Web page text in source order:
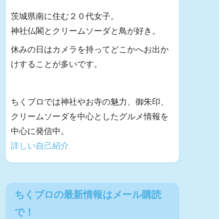
茨城県南に住む２０代女子。
神社仏閣とクリームソーダと鳥が好き。
休みの日はカメラを持ってどこかへお出か
けすることが多いです。
ちくブロでは神社やお寺の魅力、御朱印、
クリームソーダを中心としたグルメ情報を
中心に発信中。
詳しい自己紹介
ちくブロの最新情報はメール購読
で！